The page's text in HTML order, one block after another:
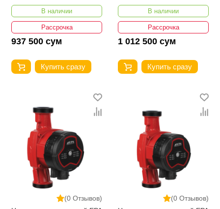
В наличии
Рассрочка
937 500 сум
Купить сразу
В наличии
Рассрочка
1 012 500 сум
Купить сразу
(0 Отзывов)
(0 Отзывов)